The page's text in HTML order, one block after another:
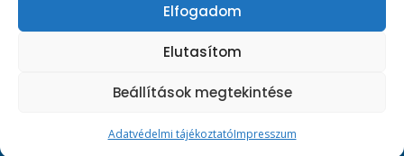
Elfogadom
Elutasítom
Beállítások megtekintése
Adatvédelmi tájékoztatóImpresszum
1146 Budapest, Olof Palme sétány 5.